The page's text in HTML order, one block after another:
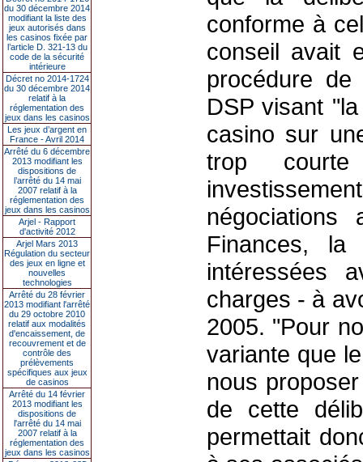
du 30 décembre 2014
modifiant la liste des
jeux autorisés dans
les casinos fixée par
l’article D. 321-13 du
code de la sécurité
intérieure
Décret no 2014-1724
du 30 décembre 2014
relatif à la
réglementation des
jeux dans les casinos
Les jeux d’argent en
France - Avril 2014
Arrêté du 6 décembre
2013 modifiant les
dispositions de
l’arrêté du 14 mai
2007 relatif à la
réglementation des
jeux dans les casinos
Arjel - Rapport
d'activité 2012
Arjel Mars 2013
Régulation du secteur
des jeux en ligne et
nouvelles
technologies
Arrêté du 28 février
2013 modifiant l'arrêté
du 29 octobre 2010
relatif aux modalités
d'encaissement, de
recouvrement et de
contrôle des
prélèvements
spécifiques aux jeux
de casinos
Arrêté du 14 février
2013 modifiant les
dispositions de
l'arrêté du 14 mai
2007 relatif à la
réglementation des
jeux dans les casinos
conforme à
conseil avait
procédure
DSP visant "la
casino sur
trop
Finances,
intéressées
charges - à
2005. "Pour
variante que
nous
de cette
permettait